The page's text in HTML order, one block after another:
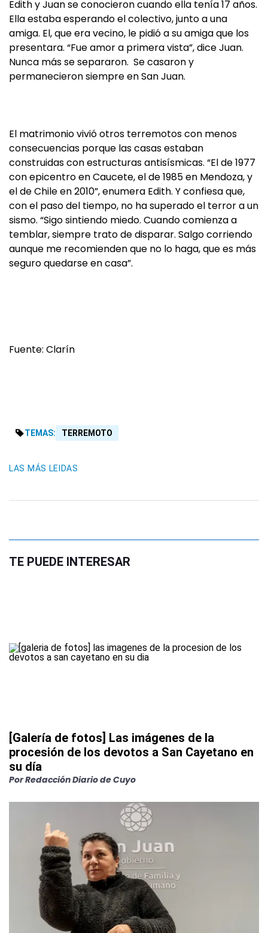
Edith y Juan se conocieron cuando ella tenía 17 años.
Ella estaba esperando el colectivo, junto a una
amiga. El, que era vecino, le pidió a su amiga que los
presentara. “Fue amor a primera vista”, dice Juan.
Nunca más se separaron. Se casaron y
permanecieron siempre en San Juan.
El matrimonio vivió otros terremotos con menos
consecuencias porque las casas estaban
construidas con estructuras antisísmicas. “El de 1977
con epicentro en Caucete, el de 1985 en Mendoza, y
el de Chile en 2010”, enumera Edith. Y confiesa que,
con el paso del tiempo, no ha superado el terror a un
sismo. “Sigo sintiendo miedo. Cuando comienza a
temblar, siempre trato de disparar. Salgo corriendo
aunque me recomienden que no lo haga, que es más
seguro quedarse en casa”.
Fuente: Clarín
TEMAS: TERREMOTO
LAS MÁS LEIDAS
TE PUEDE INTERESAR
[Galería de fotos] Las imágenes de la
procesión de los devotos a San Cayetano en
su día
PorRedacción Diario de Cuyo